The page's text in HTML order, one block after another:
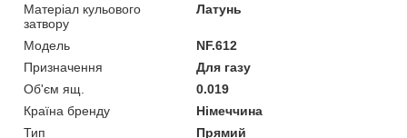
Матеріал кульового
затвору
Латунь
Мoдель
NF.612
Призначення
Для газу
Об'єм ящ.
0.019
Країна бренду
Німеччина
Тип
Прямий